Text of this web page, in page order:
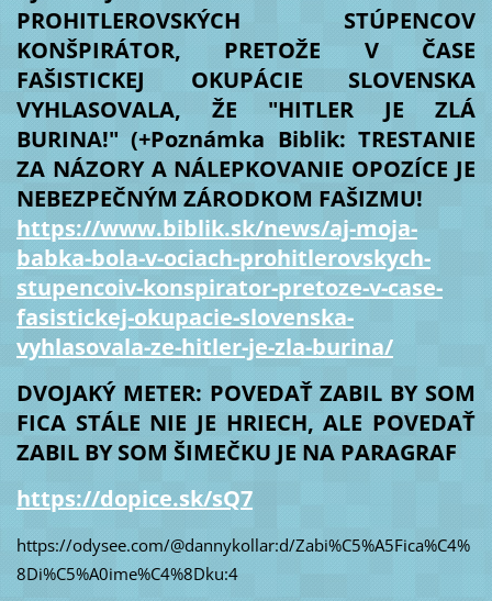
PROHITLEROVSKÝCH STÚPENCOV
KONŠPIRÁTOR, PRETOŽE V ČASE
FAŠISTICKEJ OKUPÁCIE SLOVENSKA
VYHLASOVALA, ŽE "HITLER JE ZLÁ
BURINA!" (+Poznámka Biblik: TRESTANIE
ZA NÁZORY A NÁLEPKOVANIE OPOZÍCE JE
NEBEZPEČNÝM ZÁRODKOM FAŠIZMU!
https://www.biblik.sk/news/aj-moja-
babka-bola-v-ociach-prohitlerovskych-
stupencoiv-konspirator-pretoze-v-case-
fasistickej-okupacie-slovenska-
vyhlasovala-ze-hitler-je-zla-burina/
DVOJAKÝ METER: POVEDAŤ ZABIL BY SOM
FICA STÁLE NIE JE HRIECH, ALE POVEDAŤ
ZABIL BY SOM ŠIMEČKU JE NA PARAGRAF
https://dopice.sk/sQ7
https://odysee.com/@dannykollar:d/Zabi%C5%A5Fica%C4%
8Di%C5%A0ime%C4%8Dku:4